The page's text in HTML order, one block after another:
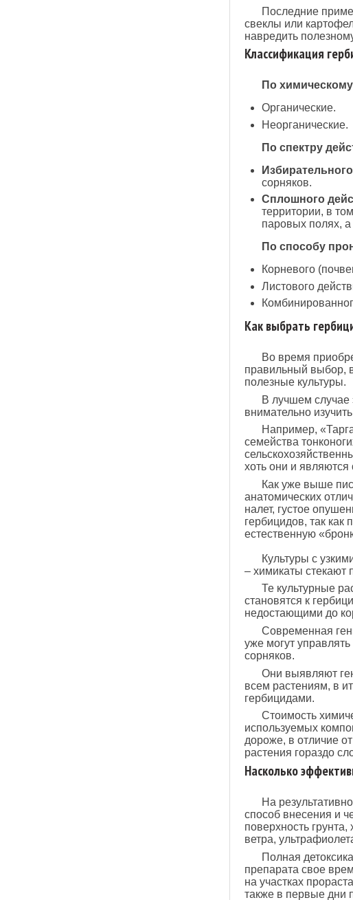
Последние
свеклы или
навредить
Классификация
По
Органические.
Неорганические.
По спектру
сорняков.
Сплошного
территории, в
паровых полях, а
По способу
Корневого
Листового
Как выбрать
Во время
правильный выбор,
полезные культуры.
В лучшем случае
внимательно
Например,
семейства
хоть они и
Как уже выше
анатомических
налет, густое
гербицидов, так как
естественную
Культуры с
– химикаты стекают
Те культурные
становятся к
недостающими до
Современная
уже могут
сорняков.
Они выявляют
всем растениям, в
гербицидами.
Стоимость
используемых
дороже, в отличие
растения гораздо
Насколько
На
способ внесения и
поверхность
ветра,
Полная
препарата свое
на участках
также в первые дни